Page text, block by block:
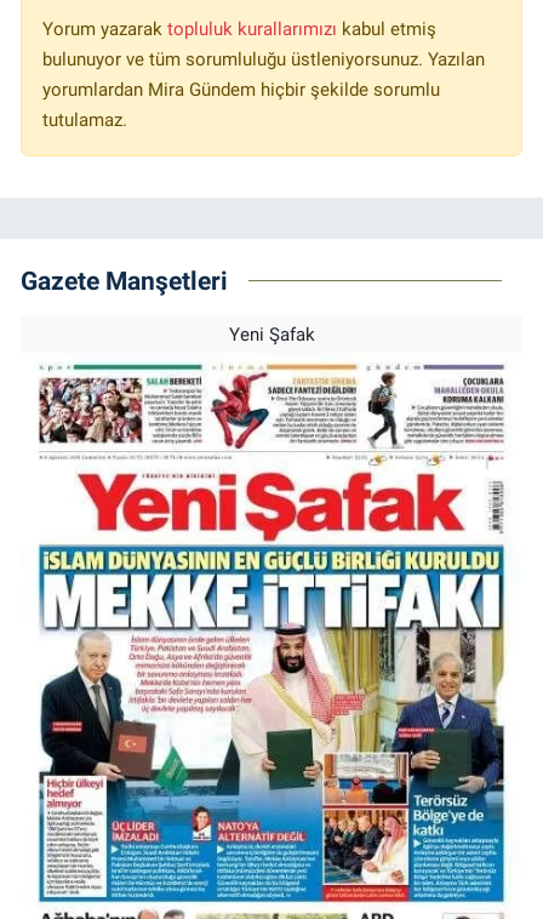
Yorum yazarak topluluk kurallarımızı kabul etmiş
bulunuyor ve tüm sorumluluğu üstleniyorsunuz. Yazılan
yorumlardan Mira Gündem hiçbir şekilde sorumlu
tutulamaz.
Gazete Manşetleri
Yeni Şafak